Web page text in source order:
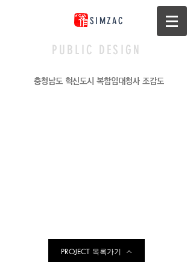
SIMZAC
PUBLIC DESIGN
충청남도 혁신도시 복합임대청사 조감도
PROJECT 목록가기